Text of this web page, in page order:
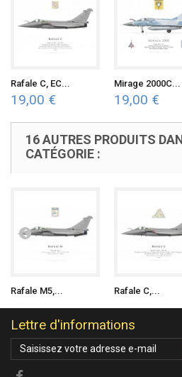
Rafale C, EC...
19,00 €
Mirage 2000C...
19,00 €
16 AUTRES PRODUITS
CATÉGORIE :
Rafale M5,... Rafale C,...
Lettre d'informations